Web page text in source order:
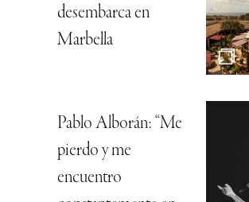
desembarca en
Marbella
Pablo Alborán: “Me
pierdo y me
encuentro